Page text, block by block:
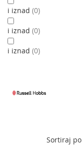
Sortiraj po
i iznad 0
i iznad 0
i iznad 0